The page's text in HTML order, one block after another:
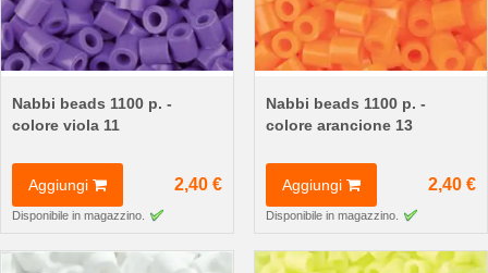
Nabbi beads 1100 p. -
colore viola 11
Aggiungi 2,40 €
Disponibile in magazzino.
Nabbi beads 1100 p. -
colore arancione 13
Aggiungi 2,40 €
Disponibile in magazzino.